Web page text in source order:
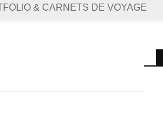
& CARNETS DE VOYAGE